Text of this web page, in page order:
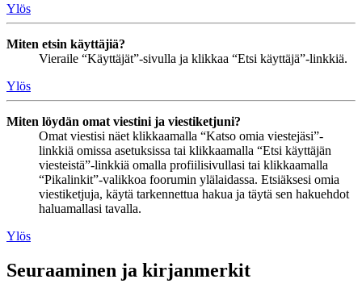
Ylös
Miten etsin käyttäjiä?
Vieraile “Käyttäjät”-sivulla ja klikkaa “Etsi käyttäjä”-linkkiä.
Ylös
Miten löydän omat viestini ja viestiketjuni?
Omat viestisi näet klikkaamalla “Katso omia viestejäsi”-
linkkiä omissa asetuksissa tai klikkaamalla “Etsi käyttäjän
viesteistä”-linkkiä omalla profiilisivullasi tai klikkaamalla
“Pikalinkit”-valikkoa foorumin ylälaidassa. Etsiäksesi omia
viestiketjuja, käytä tarkennettua hakua ja täytä sen hakuehdot
haluamallasi tavalla.
Ylös
Seuraaminen ja kirjanmerkit